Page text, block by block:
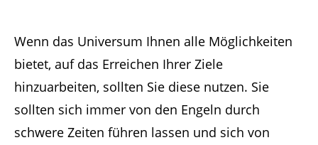
Wenn das Universum Ihnen alle Möglichkeiten
bietet, auf das Erreichen Ihrer Ziele
hinzuarbeiten, sollten Sie diese nutzen. Sie
sollten sich immer von den Engeln durch
schwere Zeiten führen lassen und sich von